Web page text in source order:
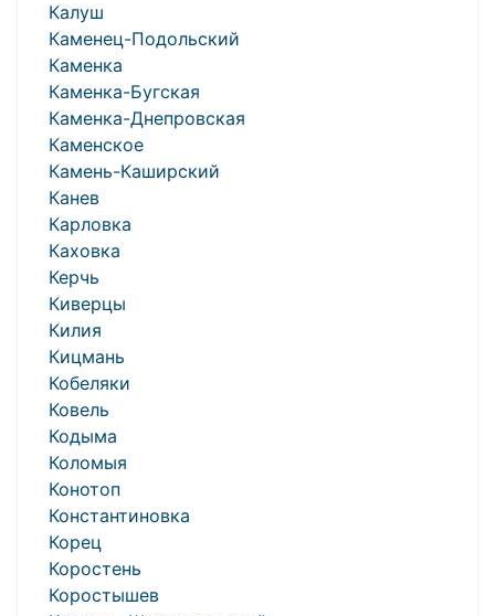
Калуш
Каменец-Подольский
Каменка
Каменка-Бугская
Каменка-Днепровская
Каменское
Камень-Каширский
Канев
Карловка
Каховка
Керчь
Киверцы
Килия
Кицмань
Кобеляки
Ковель
Кодыма
Коломыя
Конотоп
Константиновка
Корец
Коростень
Коростышев